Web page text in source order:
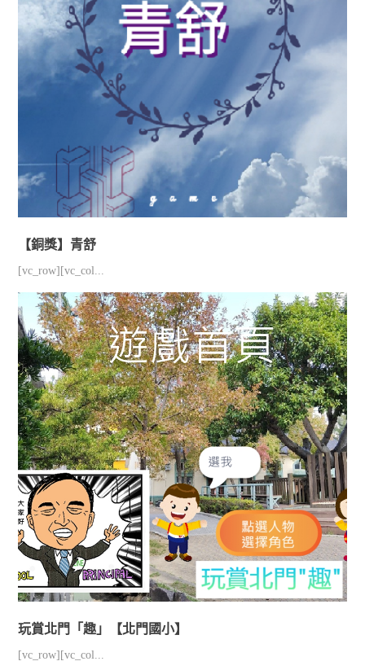
【銅獎】青舒
[vc_row][vc_col...
玩賞北門「趣」【北門國小】
[vc_row][vc_col...